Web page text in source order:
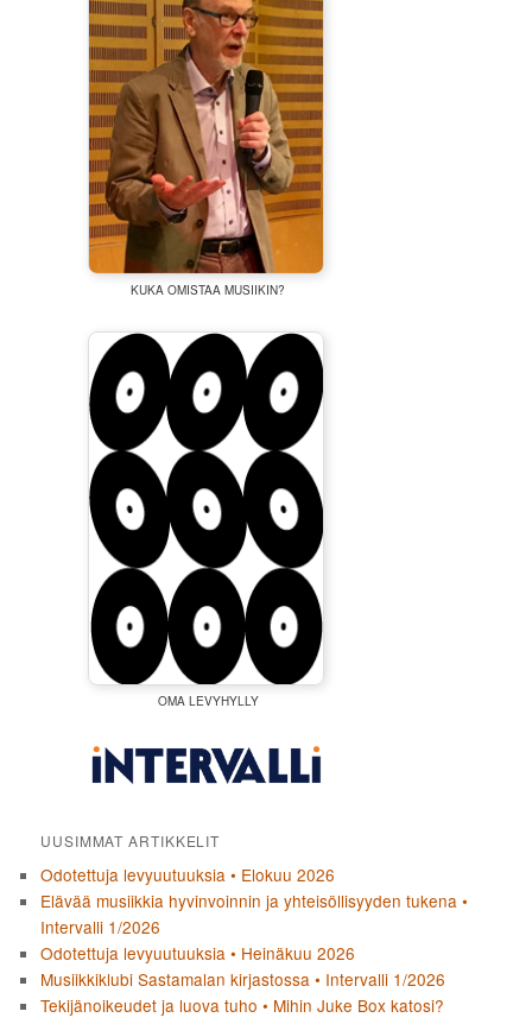
KUKA OMISTAA MUSIIKIN?
OMA LEVYHYLLY
UUSIMMAT ARTIKKELIT
Odotettuja levyuutuuksia • Elokuu 2026
Elävää musiikkia hyvinvoinnin ja yhteisöllisyyden tukena •
Intervalli 1/2026
Odotettuja levyuutuuksia • Heinäkuu 2026
Musiikkiklubi Sastamalan kirjastossa • Intervalli 1/2026
Tekijänoikeudet ja luova tuho • Mihin Juke Box katosi?